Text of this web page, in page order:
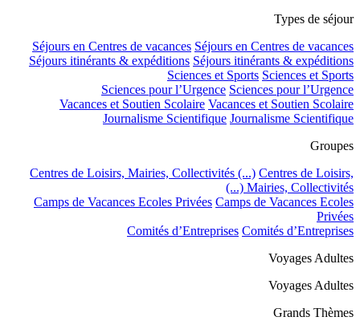
Types de séjour
Séjours en Centres de vacances Séjours en Centres de vacances
Séjours itinérants & expéditions Séjours itinérants & expéditions
Sciences et Sports Sciences et Sports
Sciences pour l’Urgence Sciences pour l’Urgence
Vacances et Soutien Scolaire Vacances et Soutien Scolaire
Journalisme Scientifique Journalisme Scientifique
Groupes
Centres de Loisirs, Mairies, Collectivités (...) Centres de Loisirs,
Mairies, Collectivités (...)
Camps de Vacances Ecoles Privées Camps de Vacances Ecoles
Privées
Comités d’Entreprises Comités d’Entreprises
Voyages Adultes
Voyages Adultes
Grands Thèmes